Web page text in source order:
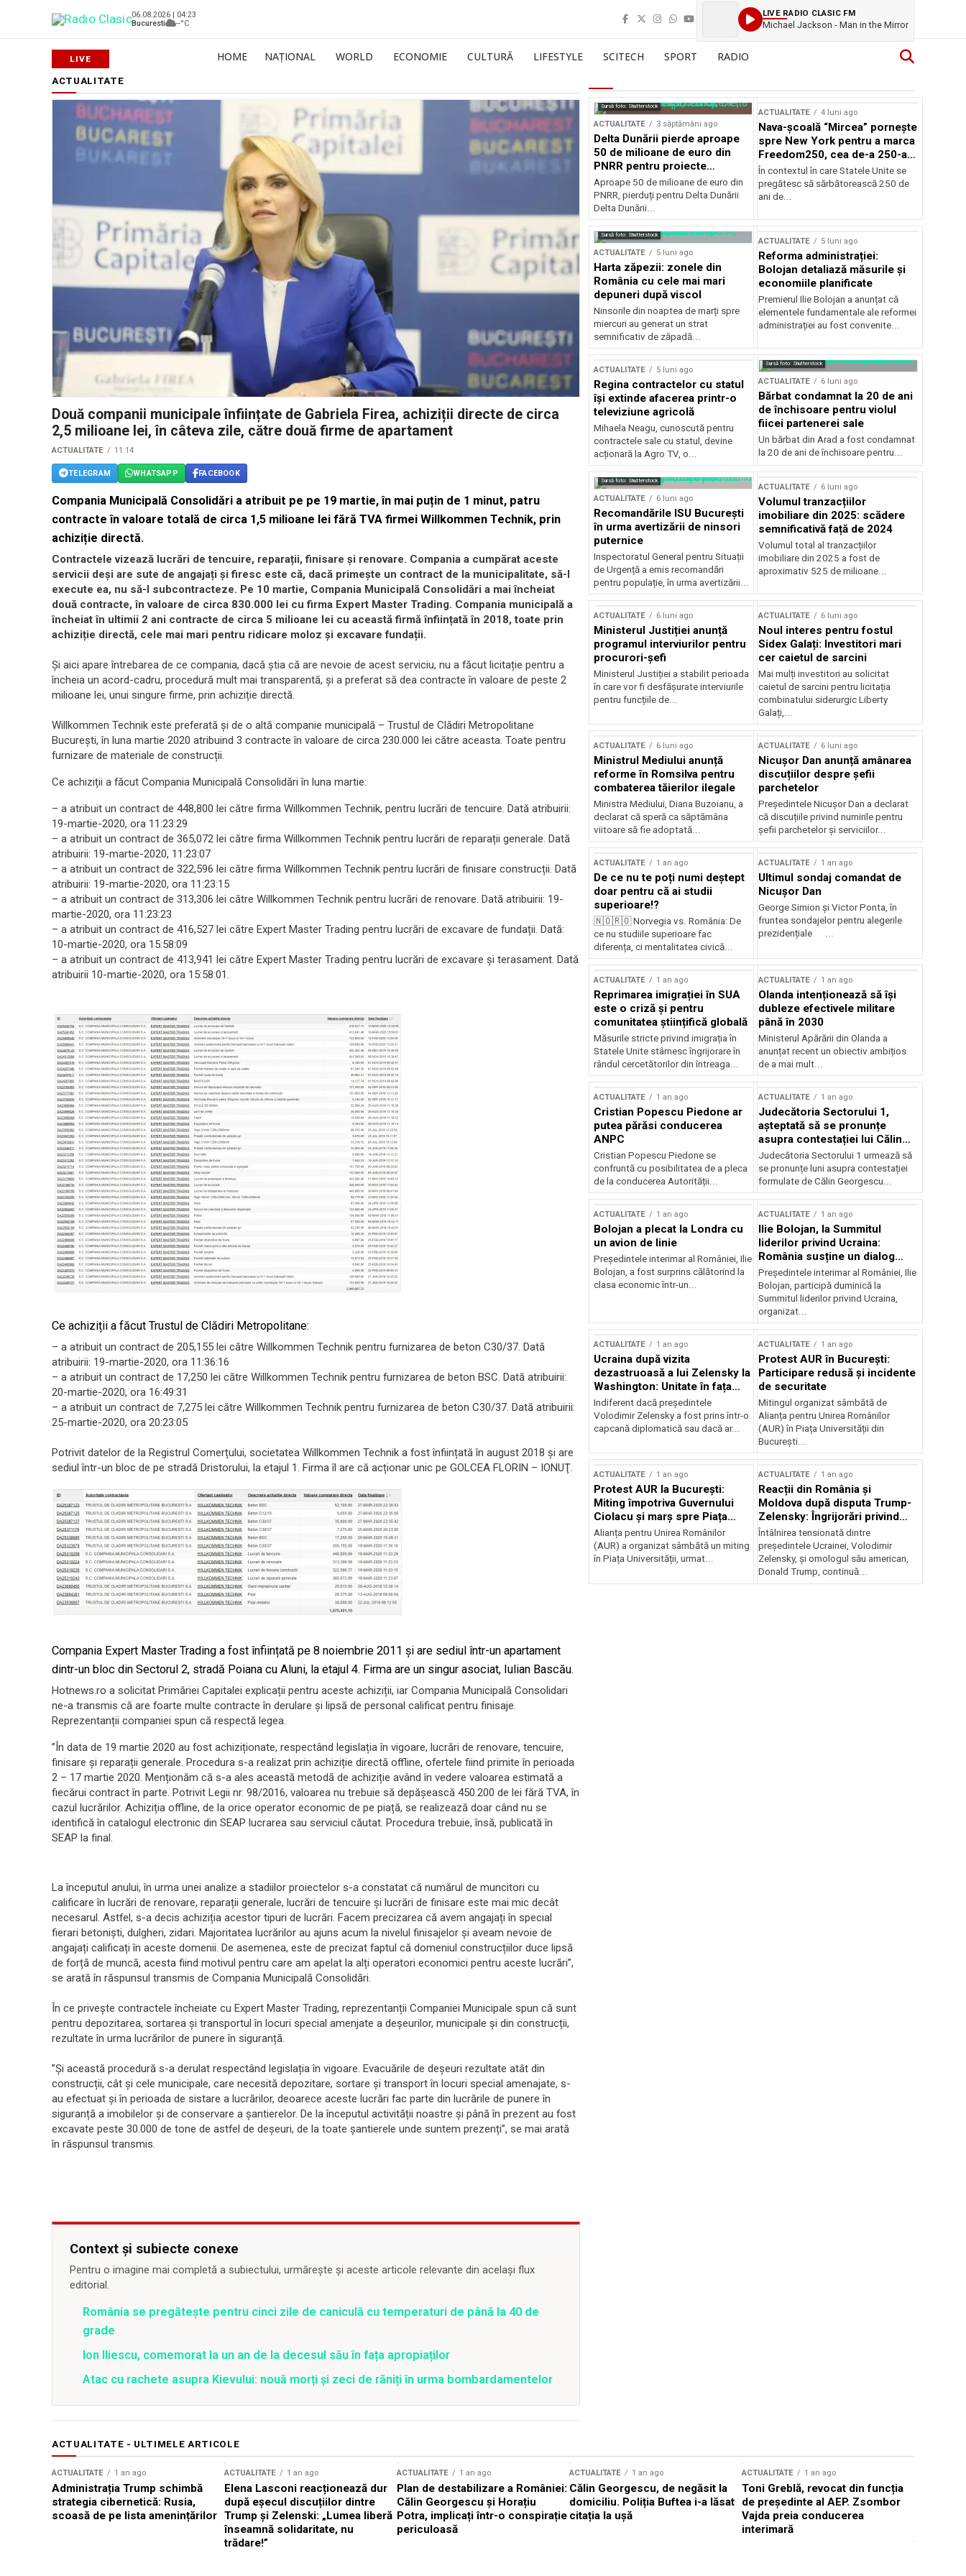
06.08.2026 | 04:23
Bucuresti
--°C
LIVE RADIO CLASIC FM
Michael Jackson - Man in the Mirror
HOME NAȚIONAL WORLD ECONOMIE CULTURĂ LIFESTYLE SCITECH SPORT RADIO
ACTUALITATE
Două companii municipale înființate de Gabriela Firea, achiziții directe de circa
2,5 milioane lei, în câteva zile, către două firme de apartament
ACTUALITATE 11:14
TELEGRAM WHATSAPP FACEBOOK
Compania Municipală Consolidări a atribuit pe pe 19 martie, în mai puțin de 1 minut, patru
contracte în valoare totală de circa 1,5 milioane lei fără TVA firmei Willkommen Technik, prin
achiziție directă.
Contractele vizează lucrări de tencuire, reparații, finisare și renovare. Compania a cumpărat aceste
servicii deși are sute de angajați și firesc este că, dacă primește un contract de la municipalitate, să-l
execute ea, nu să-l subcontracteze. Pe 10 martie, Compania Municipală Consolidări a mai încheiat
două contracte, în valoare de circa 830.000 lei cu firma Expert Master Trading. Compania municipală a
încheiat în ultimii 2 ani contracte de circa 5 milioane lei cu această firmă înființată în 2018, toate prin
achiziție directă, cele mai mari pentru ridicare moloz și excavare fundații.
Și aici apare întrebarea de ce compania, dacă știa că are nevoie de acest serviciu, nu a făcut licitație pentru a
încheia un acord-cadru, procedură mult mai transparentă, și a preferat să dea contracte în valoare de peste 2
milioane lei, unui singure firme, prin achiziție directă.
Willkommen Technik este preferată și de o altă companie municipală – Trustul de Clădiri Metropolitane
București, în luna martie 2020 atribuind 3 contracte în valoare de circa 230.000 lei către aceasta. Toate pentru
furnizare de materiale de construcții.
Ce achiziții a făcut Compania Municipală Consolidări în luna martie:
– a atribuit un contract de 448,800 lei către firma Willkommen Technik, pentru lucrări de tencuire. Dată atribuirii:
19-martie-2020, ora 11:23:29
– a atribuit un contract de 365,072 lei către firma Willkommen Technik pentru lucrări de reparații generale. Dată
atribuirii: 19-martie-2020, 11:23:07
– a atribuit un contract de 322,596 lei către firma Willkommen Technik pentru lucrări de finisare construcții. Dată
atribuirii: 19-martie-2020, ora 11:23:15
– a atribuit un contract de 313,306 lei către Willkommen Technik pentru lucrări de renovare. Dată atribuirii: 19-
martie-2020, ora 11:23:23
– a atribuit un contract de 416,527 lei către Expert Master Trading pentru lucrări de excavare de fundații. Dată:
10-martie-2020, ora 15:58:09
– a atribuit un contract de 413,941 lei către Expert Master Trading pentru lucrări de excavare și terasament. Dată
atribuirii 10-martie-2020, ora 15:58:01.
Ce achiziții a făcut Trustul de Clădiri Metropolitane:
– a atribuit un contract de 205,155 lei către Willkommen Technik pentru furnizarea de beton C30/37. Dată
atribuirii: 19-martie-2020, ora 11:36:16
– a atribuit un contract de 17,250 lei către Willkommen Technik pentru furnizarea de beton BSC. Dată atribuirii:
20-martie-2020, ora 16:49:31
– a atribuit un contract de 7,275 lei către Willkommen Technik pentru furnizarea de beton C30/37. Dată atribuirii:
25-martie-2020, ora 20:23:05
Potrivit datelor de la Registrul Comerțului, societatea Willkommen Technik a fost înființată în august 2018 și are
sediul într-un bloc de pe stradă Dristorului, la etajul 1. Firma îl are că acționar unic pe GOLCEA FLORIN – IONUŢ.
Compania Expert Master Trading a fost înființată pe 8 noiembrie 2011 și are sediul într-un apartament
dintr-un bloc din Sectorul 2, stradă Poiana cu Aluni, la etajul 4. Firma are un singur asociat, Iulian Bascău.
Hotnews.ro a solicitat Primăriei Capitalei explicații pentru aceste achiziții, iar Compania Municipală Consolidari
ne-a transmis că are foarte multe contracte în derulare și lipsă de personal calificat pentru finisaje.
Reprezentanții companiei spun că respectă legea.
”În data de 19 martie 2020 au fost achiziționate, respectând legislația în vigoare, lucrări de renovare, tencuire,
finisare și reparații generale. Procedura s-a realizat prin achiziție directă offline, ofertele fiind primite în perioada
2 – 17 martie 2020. Menționăm că s-a ales această metodă de achiziție având în vedere valoarea estimată a
fiecărui contract în parte. Potrivit Legii nr. 98/2016, valoarea nu trebuie să depășească 450.200 de lei fără TVA, în
cazul lucrărilor. Achiziția offline, de la orice operator economic de pe piață, se realizează doar când nu se
identifică în catalogul electronic din SEAP lucrarea sau serviciul căutat. Procedura trebuie, însă, publicată în
SEAP la final.
La începutul anului, în urma unei analize a stadiilor proiectelor s-a constatat că numărul de muncitori cu
calificare în lucrări de renovare, reparații generale, lucrări de tencuire și lucrări de finisare este mai mic decât
necesarul. Astfel, s-a decis achiziția acestor tipuri de lucrări. Facem precizarea că avem angajați în special
fierari betoniști, dulgheri, zidari. Majoritatea lucrărilor au ajuns acum la nivelul finisajelor și aveam nevoie de
angajați calificați în aceste domenii. De asemenea, este de precizat faptul că domeniul construcțiilor duce lipsă
de forță de muncă, acesta fiind motivul pentru care am apelat la alți operatori economici pentru aceste lucrări”,
se arată în răspunsul transmis de Compania Municipală Consolidări.
În ce privește contractele încheiate cu Expert Master Trading, reprezentanții Companiei Municipale spun că sunt
pentru depozitarea, sortarea și transportul în locuri special amenjate a deșeurilor, municipale și din construcții,
rezultate în urma lucrărilor de punere în siguranță.
”Și această procedură s-a derulat respectând legislația în vigoare. Evacuările de deșeuri rezultate atât din
construcții, cât și cele municipale, care necesită depozitare, sortare și transport în locuri special amenajate, s-
au efectuat și în perioada de sistare a lucrărilor, deoarece aceste lucrări fac parte din lucrările de punere în
siguranță a imobilelor și de conservare a șantierelor. De la începutul activității noastre și până în prezent au fost
excavate peste 30.000 de tone de astfel de deșeuri, de la toate șantierele unde suntem prezenți”, se mai arată
în răspunsul transmis.
Context și subiecte conexe
Pentru o imagine mai completă a subiectului, urmărește și aceste articole relevante din același flux
editorial.
România se pregătește pentru cinci zile de caniculă cu temperaturi de până la 40 de
grade
Ion Iliescu, comemorat la un an de la decesul său în fața apropiaților
Atac cu rachete asupra Kievului: nouă morți și zeci de răniți în urma bombardamentelor
Sursă foto: Shutterstock
ACTUALITATE 3 săptămâni ago
Delta Dunării pierde aproape
50 de milioane de euro din
PNRR pentru proiecte
esențiale
Aproape 50 de milioane de euro din
PNRR, pierduți pentru Delta Dunării
Delta Dunării...
ACTUALITATE 4 luni ago
Nava-școală “Mircea” pornește
spre New York pentru a marca
Freedom250, cea de-a 250-a
aniversare a Statelor Unite
În contextul în care Statele Unite se
pregătesc să sărbătorească 250 de
ani de...
Sursă foto: Shutterstock
ACTUALITATE 5 luni ago
Harta zăpezii: zonele din
România cu cele mai mari
depuneri după viscol
Ninsorile din noaptea de marți spre
miercuri au generat un strat
semnificativ de zăpadă...
ACTUALITATE 5 luni ago
Reforma administrației:
Bolojan detaliază măsurile și
economiile planificate
Premierul Ilie Bolojan a anunțat că
elementele fundamentale ale reformei
administrației au fost convenite...
ACTUALITATE 5 luni ago
Regina contractelor cu statul
își extinde afacerea printr-o
televiziune agricolă
Mihaela Neagu, cunoscută pentru
contractele sale cu statul, devine
acționară la Agro TV, o...
Sursă foto: Shutterstock
ACTUALITATE 6 luni ago
Bărbat condamnat la 20 de ani
de închisoare pentru violul
fiicei partenerei sale
Un bărbat din Arad a fost condamnat
la 20 de ani de închisoare pentru...
Sursă foto: Shutterstock
ACTUALITATE 6 luni ago
Recomandările ISU București
în urma avertizării de ninsori
puternice
Inspectoratul General pentru Situații
de Urgență a emis recomandări
pentru populație, în urma avertizării...
ACTUALITATE 6 luni ago
Volumul tranzacțiilor
imobiliare din 2025: scădere
semnificativă față de 2024
Volumul total al tranzacțiilor
imobiliare din 2025 a fost de
aproximativ 525 de milioane...
ACTUALITATE 6 luni ago
Ministerul Justiției anunță
programul interviurilor pentru
procurori-șefi
Ministerul Justiției a stabilit perioada
în care vor fi desfășurate interviurile
pentru funcțiile de...
ACTUALITATE 6 luni ago
Noul interes pentru fostul
Sidex Galați: Investitori mari
cer caietul de sarcini
Mai mulți investitori au solicitat
caietul de sarcini pentru licitația
combinatului siderurgic Liberty
Galați,...
ACTUALITATE 6 luni ago
Ministrul Mediului anunță
reforme în Romsilva pentru
combaterea tăierilor ilegale
Ministra Mediului, Diana Buzoianu, a
declarat că speră ca săptămâna
viitoare să fie adoptată...
ACTUALITATE 6 luni ago
Nicușor Dan anunță amânarea
discuțiilor despre șefii
parchetelor
Președintele Nicușor Dan a declarat
că discuțiile privind numirile pentru
șefii parchetelor și serviciilor...
ACTUALITATE 1 an ago
De ce nu te poți numi deștept
doar pentru că ai studii
superioare!?
🇳🇴🇷🇴 Norvegia vs. România: De
ce nu studiile superioare fac
diferența, ci mentalitatea civică...
ACTUALITATE 1 an ago
Ultimul sondaj comandat de
Nicușor Dan
George Simion și Victor Ponta, în
fruntea sondajelor pentru alegerile
prezidențiale ...
ACTUALITATE 1 an ago
Reprimarea imigrației în SUA
este o criză și pentru
comunitatea științifică globală
Măsurile stricte privind imigrația în
Statele Unite stârnesc îngrijorare în
rândul cercetătorilor din întreaga...
ACTUALITATE 1 an ago
Olanda intenționează să își
dubleze efectivele militare
până în 2030
Ministerul Apărării din Olanda a
anunțat recent un obiectiv ambițios
de a mai mult...
ACTUALITATE 1 an ago
Cristian Popescu Piedone ar
putea părăsi conducerea
ANPC
Cristian Popescu Piedone se
confruntă cu posibilitatea de a pleca
de la conducerea Autorității...
ACTUALITATE 1 an ago
Judecătoria Sectorului 1,
așteptată să se pronunțe
asupra contestației lui Călin
Georgescu privind controlul
judiciar
Judecătoria Sectorului 1 urmează să
se pronunțe luni asupra contestației
formulate de Călin Georgescu...
ACTUALITATE 1 an ago
Bolojan a plecat la Londra cu
un avion de linie
Președintele interimar al României, Ilie
Bolojan, a fost surprins călătorind la
clasa economic într-un...
ACTUALITATE 1 an ago
Ilie Bolojan, la Summitul
liderilor privind Ucraina:
România susține un dialog
transatlantic pentru securitate
și stabilitate
Președintele interimar al României, Ilie
Bolojan, participă duminică la
Summitul liderilor privind Ucraina,
organizat...
ACTUALITATE 1 an ago
Ucraina după vizita
dezastruoasă a lui Zelensky la
Washington: Unitate în fața
incertitudinii
Indiferent dacă președintele
Volodimir Zelensky a fost prins într-o
capcană diplomatică sau dacă ar...
ACTUALITATE 1 an ago
Protest AUR în București:
Participare redusă și incidente
de securitate
Mitingul organizat sâmbătă de
Alianța pentru Unirea Românilor
(AUR) în Piața Universității din
București...
ACTUALITATE 1 an ago
Protest AUR la București:
Miting împotriva Guvernului
Ciolacu și marș spre Piața
Victoriei
Alianța pentru Unirea Românilor
(AUR) a organizat sâmbătă un miting
în Piața Universității, urmat...
ACTUALITATE 1 an ago
Reacții din România și
Moldova după disputa Trump-
Zelensky: Îngrijorări privind
securitatea regională
Întâlnirea tensionată dintre
președintele Ucrainei, Volodimir
Zelensky, și omologul său american,
Donald Trump, continuă...
ACTUALITATE - ULTIMELE ARTICOLE
ACTUALITATE 1 an ago
Administrația Trump schimbă
strategia cibernetică: Rusia,
scoasă de pe lista amenințărilor
ACTUALITATE 1 an ago
Elena Lasconi reacționează dur
după eșecul discuțiilor dintre
Trump și Zelenski: „Lumea liberă
înseamnă solidaritate, nu
trădare!”
ACTUALITATE 1 an ago
Plan de destabilizare a României:
Călin Georgescu și Horațiu
Potra, implicați într-o conspirație
periculoasă
ACTUALITATE 1 an ago
Călin Georgescu, de negăsit la
domiciliu. Poliția Buftea i-a lăsat
citația la ușă
ACTUALITATE 1 an ago
Toni Greblă, revocat din funcția
de președinte al AEP. Zsombor
Vajda preia conducerea
interimară